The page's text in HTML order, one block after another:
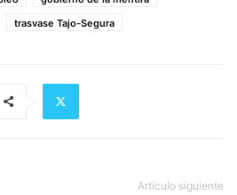
trasvase Tajo-Segura
Artículo siguiente